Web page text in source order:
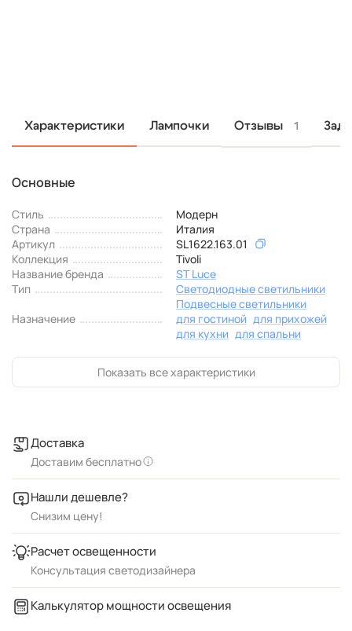
Характеристики Лампочки Отзывы 1
Основные
Стиль
Модерн
Страна
Италия
Артикул
SL1622.163.01
Коллекция
Tivoli
Название бренда
ST Luce
Тип
Светодиодные светильники
Подвесные светильники
Назначение
для гостиной для прихожей
для кухни для спальни
Показать все характеристики
Доставка
Доставим бесплатно
Нашли дешевле?
Снизим цену!
Расчет освещенности
Консультация светодизайнера
Калькулятор мощности освещения